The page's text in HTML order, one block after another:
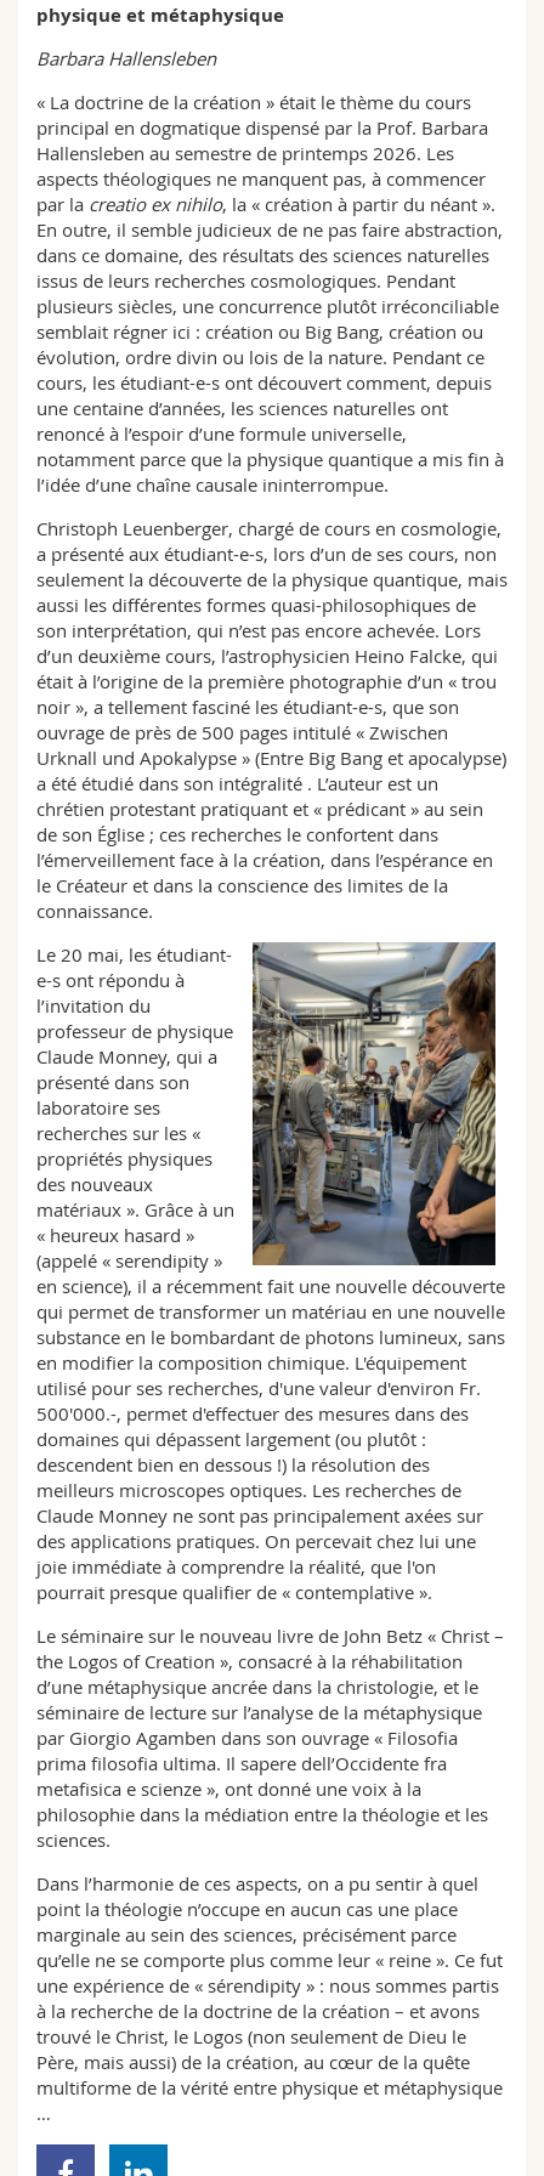
Sciences et médecine
Collaborateurs
Webmail
MyUnifr
physique et métaphysique
Barbara Hallensleben
« La doctrine de la création » était le thème du cours
principal en dogmatique dispensé par la Prof. Barbara
Hallensleben au semestre de printemps 2026. Les
aspects théologiques ne manquent pas, à commencer
par la creatio ex nihilo, la « création à partir du néant ».
En outre, il semble judicieux de ne pas faire abstraction,
dans ce domaine, des résultats des sciences naturelles
issus de leurs recherches cosmologiques. Pendant
plusieurs siècles, une concurrence plutôt irréconciliable
semblait régner ici : création ou Big Bang, création ou
évolution, ordre divin ou lois de la nature. Pendant ce
cours, les étudiant-e-s ont découvert comment, depuis
une centaine d’années, les sciences naturelles ont
renoncé à l’espoir d’une formule universelle,
notamment parce que la physique quantique a mis fin à
l’idée d’une chaîne causale ininterrompue.
Christoph Leuenberger, chargé de cours en cosmologie,
a présenté aux étudiant-e-s, lors d’un de ses cours, non
seulement la découverte de la physique quantique, mais
aussi les différentes formes quasi-philosophiques de
son interprétation, qui n’est pas encore achevée. Lors
d’un deuxième cours, l’astrophysicien Heino Falcke, qui
était à l’origine de la première photographie d’un « trou
noir », a tellement fasciné les étudiant-e-s, que son
ouvrage de près de 500 pages intitulé « Zwischen
Urknall und Apokalypse » (Entre Big Bang et apocalypse)
a été étudié dans son intégralité . L’auteur est un
chrétien protestant pratiquant et « prédicant » au sein
de son Église ; ces recherches le confortent dans
l’émerveillement face à la création, dans l’espérance en
le Créateur et dans la conscience des limites de la
connaissance.
Le 20 mai, les étudiant-
e-s ont répondu à
l’invitation du
professeur de physique
Claude Monney, qui a
présenté dans son
laboratoire ses
recherches sur les «
propriétés physiques
des nouveaux
matériaux ». Grâce à un
« heureux hasard »
(appelé « serendipity »
en science), il a récemment fait une nouvelle découverte
qui permet de transformer un matériau en une nouvelle
substance en le bombardant de photons lumineux, sans
en modifier la composition chimique. L'équipement
utilisé pour ses recherches, d'une valeur d'environ Fr.
500'000.-, permet d'effectuer des mesures dans des
domaines qui dépassent largement (ou plutôt :
descendent bien en dessous !) la résolution des
meilleurs microscopes optiques. Les recherches de
Claude Monney ne sont pas principalement axées sur
des applications pratiques. On percevait chez lui une
joie immédiate à comprendre la réalité, que l'on
pourrait presque qualifier de « contemplative ».
Le séminaire sur le nouveau livre de John Betz « Christ –
the Logos of Creation », consacré à la réhabilitation
d’une métaphysique ancrée dans la christologie, et le
séminaire de lecture sur l’analyse de la métaphysique
par Giorgio Agamben dans son ouvrage « Filosofia
prima filosofia ultima. Il sapere dell’Occidente fra
metafisica e scienze », ont donné une voix à la
philosophie dans la médiation entre la théologie et les
sciences.
Dans l’harmonie de ces aspects, on a pu sentir à quel
point la théologie n’occupe en aucun cas une place
marginale au sein des sciences, précisément parce
qu’elle ne se comporte plus comme leur « reine ». Ce fut
une expérience de « sérendipity » : nous sommes partis
à la recherche de la doctrine de la création – et avons
trouvé le Christ, le Logos (non seulement de Dieu le
Père, mais aussi) de la création, au cœur de la quête
multiforme de la vérité entre physique et métaphysique
…